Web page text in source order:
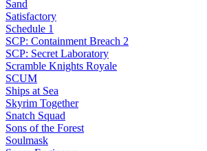
Sand
Satisfactory
Schedule 1
SCP: Containment Breach 2
SCP: Secret Laboratory
Scramble Knights Royale
SCUM
Ships at Sea
Skyrim Together
Snatch Squad
Sons of the Forest
Soulmask